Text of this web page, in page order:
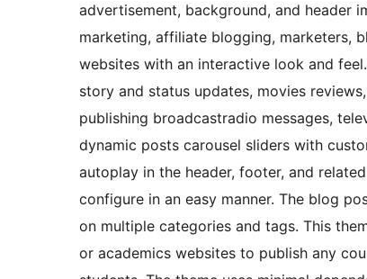
advertisement, background, and header
marketing, affiliate blogging, marketers,
websites with an interactive look and
story and status updates, movies
publishing broadcastradio messages,
dynamic posts carousel sliders with
autoplay in the header, footer, and
configure in an easy manner. The blog
on multiple categories and tags. This
or academics websites to publish any